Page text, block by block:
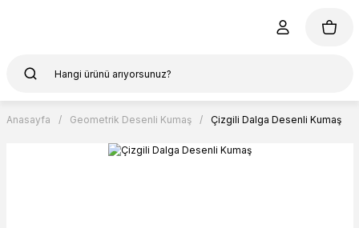
Anasayfa Geometrik Desenli Kumaş Çizgili Dalga Desenli Kumaş